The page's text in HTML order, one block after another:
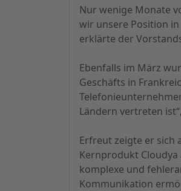
Nur wenige Monate
wir unsere Position
erklärte der
Ebenfalls im März
Geschäfts in
Ländern vertreten
Erfreut zeigte er sich
Kernprodukt
komplexe und
Kommunikation